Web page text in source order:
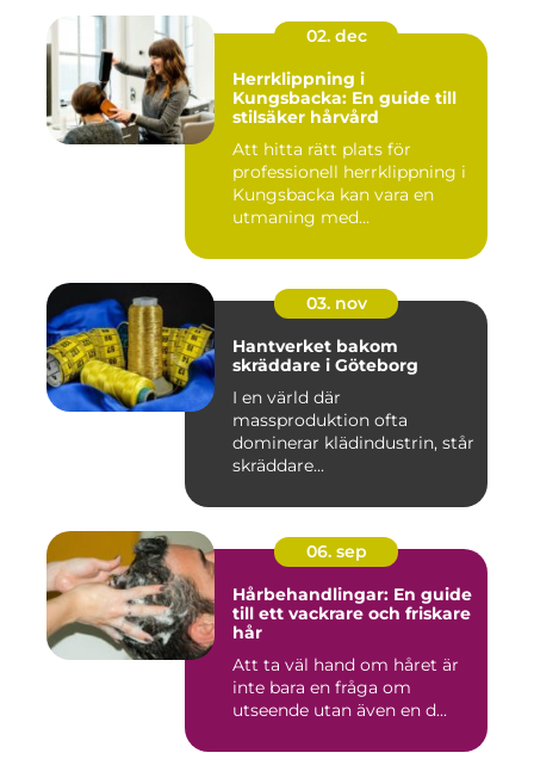
02. dec
Herrklippning i
Kungsbacka: En guide till
stilsäker hårvård
Att hitta rätt plats för
professionell herrklippning i
Kungsbacka kan vara en
utmaning med...
03. nov
Hantverket bakom
skräddare i Göteborg
I en värld där
massproduktion ofta
dominerar klädindustrin, står
skräddare...
06. sep
Hårbehandlingar: En guide
till ett vackrare och friskare
hår
Att ta väl hand om håret är
inte bara en fråga om
utseende utan även en d...